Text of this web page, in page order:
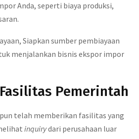
Anda, seperti biaya produksi,
Siapkan sumber pembiayaan
menjalankan bisnis ekspor impor
Pemerintah
telah memberikan fasilitas yang
inquirydari perusahaan luar